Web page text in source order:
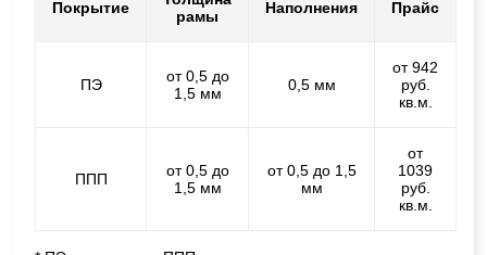
Покрытие
рамы
Наполнения Прайс
ПЭ
от 0,5 до
1,5 мм
0,5 мм
от 942
руб.
кв.м.
ППП
от 0,5 до
1,5 мм
от 0,5 до 1,5
мм
от
1039
руб.
кв.м.